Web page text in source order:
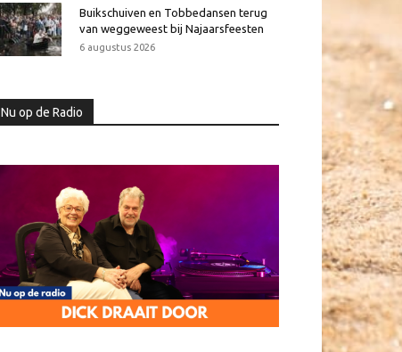
Buikschuiven en Tobbedansen terug
van weggeweest bij Najaarsfeesten
6 augustus 2026
Nu op de Radio